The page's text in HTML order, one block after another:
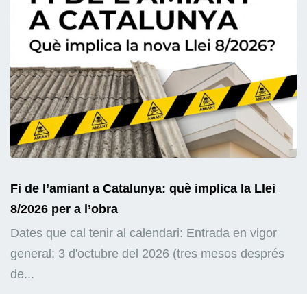
Fi de l’amiant a Catalunya: què implica la Llei
8/2026 per a l’obra
Dates que cal tenir al calendari: Entrada en vigor
general: 3 d'octubre del 2026 (tres mesos després
de...